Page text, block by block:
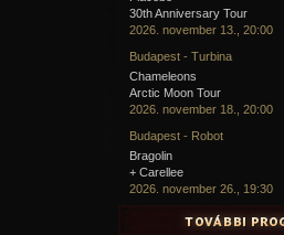
30th Anniversary Tour
2026. november 13., 20:00
Budapest - Turbina
Chameleons
Arctic Moon Tour
2026. november 18., 20:00
Budapest - Robot
Bragolin
+ Carellee
2026. november 26., 19:30